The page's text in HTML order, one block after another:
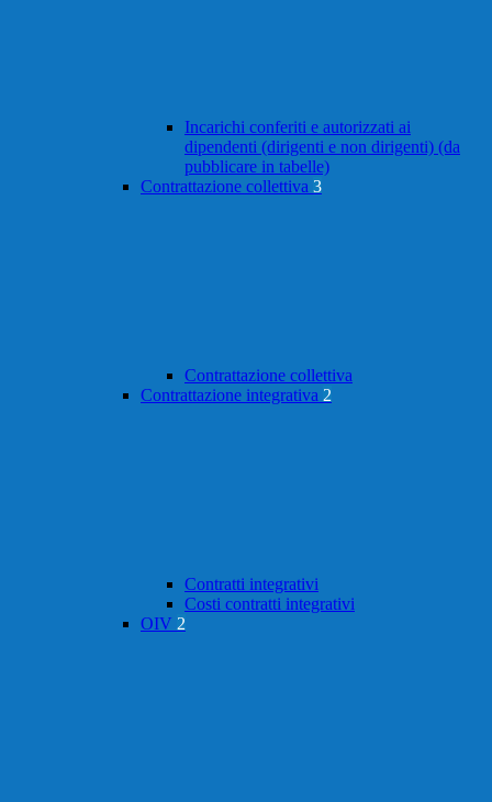
Incarichi conferiti e autorizzati ai
dipendenti (dirigenti e non dirigenti) (da
pubblicare in tabelle)
Contrattazione collettiva 3
Contrattazione collettiva
Contrattazione integrativa 2
Contratti integrativi
Costi contratti integrativi
OIV 2